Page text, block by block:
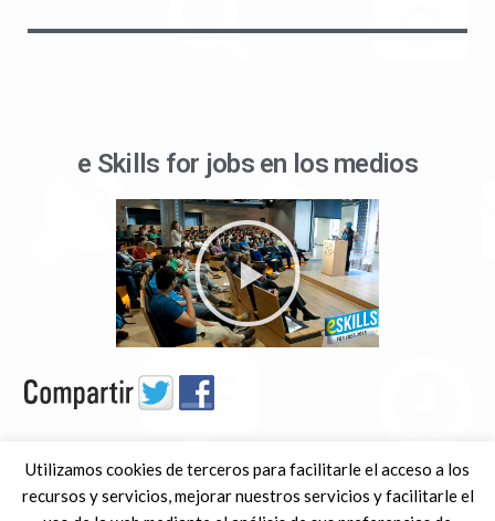
e Skills for jobs en los medios
Utilizamos cookies de terceros para facilitarle el acceso a los
recursos y servicios, mejorar nuestros servicios y facilitarle el